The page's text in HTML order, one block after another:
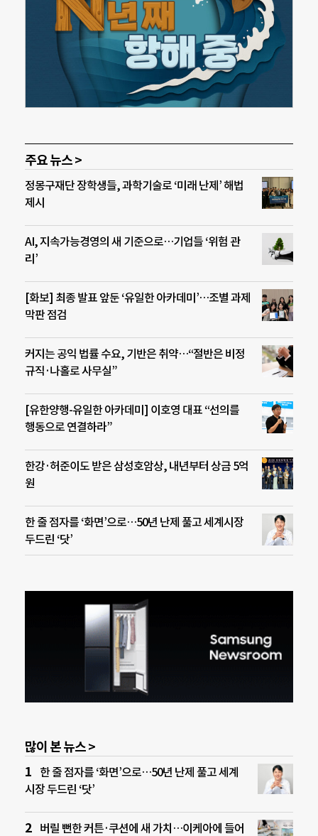
주요 뉴스 >
정몽구재단 장학생들, 과학기술로 ‘미래 난제’ 해법
제시
AI, 지속가능경영의 새 기준으로…기업들 ‘위험 관
리’
[화보] 최종 발표 앞둔 ‘유일한 아카데미’…조별 과제
막판 점검
커지는 공익 법률 수요, 기반은 취약…“절반은 비정
규직·나홀로 사무실”
[유한양행-유일한 아카데미] 이호영 대표 “선의를
행동으로 연결하라”
한강·허준이도 받은 삼성호암상, 내년부터 상금 5억
원
한 줄 점자를 ‘화면’으로…50년 난제 풀고 세계시장
두드린 ‘닷’
많이 본 뉴스 >
한 줄 점자를 ‘화면’으로…50년 난제 풀고 세계
시장 두드린 ‘닷’
버릴 뻔한 커튼·쿠션에 새 가치…이케아에 들어